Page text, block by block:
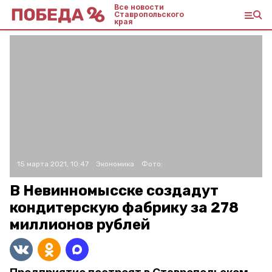
Все новости
Ставропольского
края
15 марта 2021, 10:47 Экономика Фото:
В Невинномысске создадут
кондитерскую фабрику за 278
миллионов рублей